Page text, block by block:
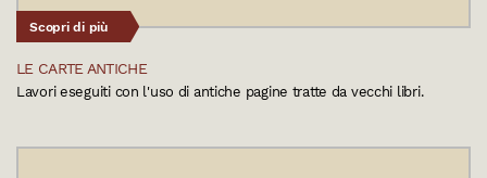
Scopri di più
LE CARTE ANTICHE
Lavori eseguiti con l'uso di antiche pagine tratte da vecchi libri.